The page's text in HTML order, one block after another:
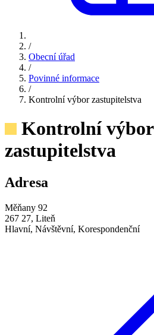
/
Obecní úřad
/
Povinné informace
/
Kontrolní výbor zastupitelstva
Kontrolní výbor
zastupitelstva
Adresa
Měňany 92
267 27, Liteň
Hlavní, Návštěvní, Korespondenční